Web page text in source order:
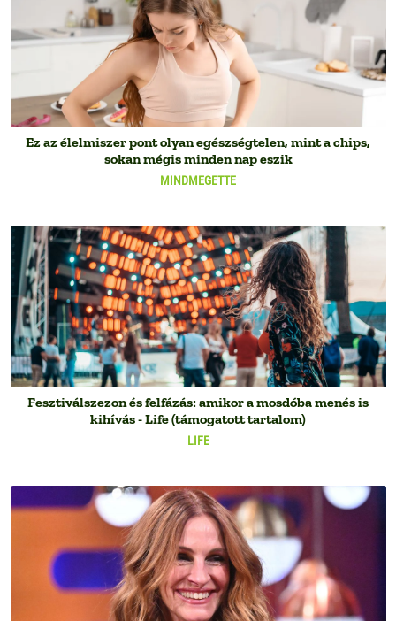
MINDMEGETTE
Ez az élelmiszer pont olyan egészségtelen, mint a chips,
sokan mégis minden nap eszik
LIFE
Fesztiválszezon és felfázás: amikor a mosdóba menés is
kihívás - Life (támogatott tartalom)